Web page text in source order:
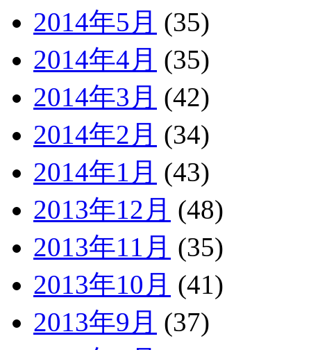
2014年5月 (35)
2014年4月 (35)
2014年3月 (42)
2014年2月 (34)
2014年1月 (43)
2013年12月 (48)
2013年11月 (35)
2013年10月 (41)
2013年9月 (37)